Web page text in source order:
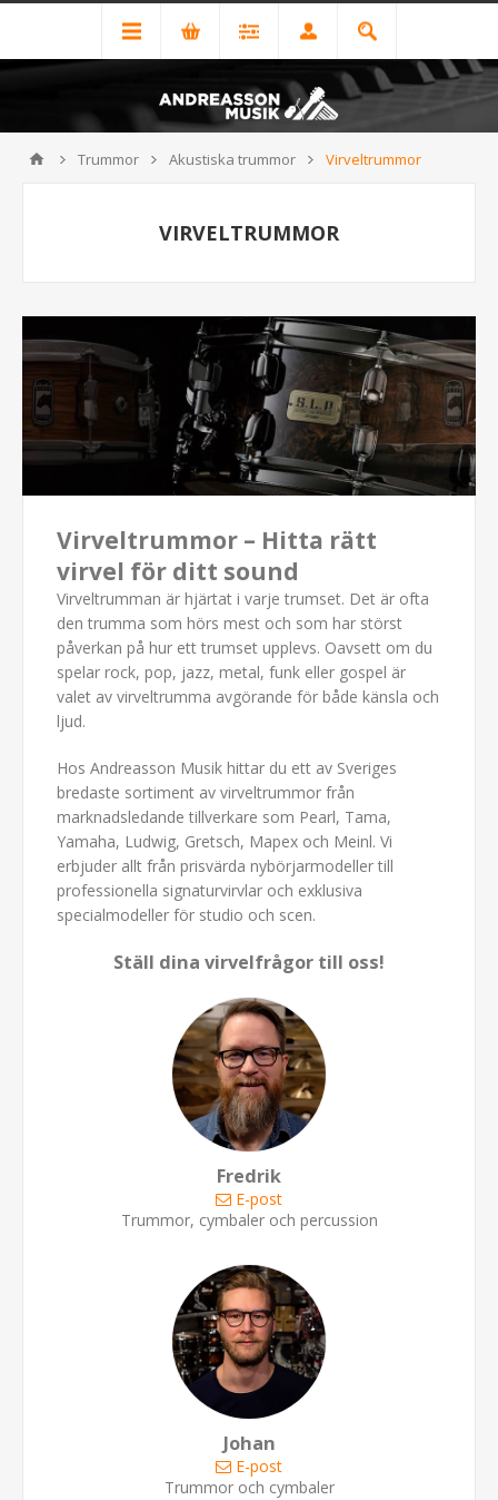
Trummor Akustiska trummor Virveltrummor
VIRVELTRUMMOR
Virveltrummor – Hitta rätt
virvel för ditt sound
Virveltrumman är hjärtat i varje trumset. Det är ofta
den trumma som hörs mest och som har störst
påverkan på hur ett trumset upplevs. Oavsett om du
spelar rock, pop, jazz, metal, funk eller gospel är
valet av virveltrumma avgörande för både känsla och
ljud.
Hos Andreasson Musik hittar du ett av Sveriges
bredaste sortiment av virveltrummor från
marknadsledande tillverkare som Pearl, Tama,
Yamaha, Ludwig, Gretsch, Mapex och Meinl. Vi
erbjuder allt från prisvärda nybörjarmodeller till
professionella signaturvirvlar och exklusiva
specialmodeller för studio och scen.
Ställ dina virvelfrågor till oss!
Fredrik
E-post
Trummor, cymbaler och percussion
Johan
E-post
Trummor och cymbaler